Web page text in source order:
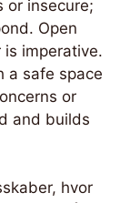
or insecure;
Open
imperative.
a safe space
or
and builds
hvor